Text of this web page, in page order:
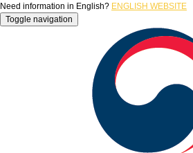
Need information in English? ENGLISH WEBSITE
Toggle navigation